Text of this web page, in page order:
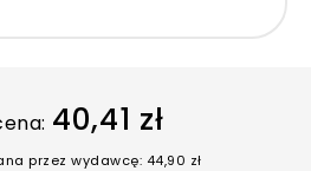
40,41 zł
przez wydawcę: 44,90 zł